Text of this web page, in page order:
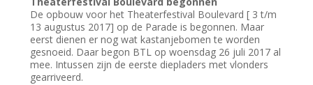
De opbouw voor het Theaterfestival Boulevard [ 3 t/m
13 augustus 2017] op de Parade is begonnen. Maar
eerst dienen er nog wat kastanjebomen te worden
gesnoeid. Daar begon BTL op woensdag 26 juli 2017 al
mee. Intussen zijn de eerste diepladers met vlonders
gearriveerd.